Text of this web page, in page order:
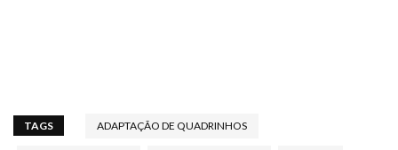
TAGS ADAPTAÇÃO DE QUADRINHOS